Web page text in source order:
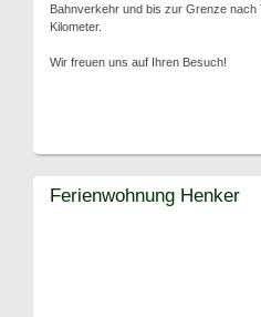
Bahnverkehr und bis zur Grenze
Kilometer.
Wir freuen uns auf Ihren Besuch!
Ferienwohnung Henker